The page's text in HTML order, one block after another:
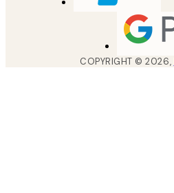
COPYRIGHT ©2026,